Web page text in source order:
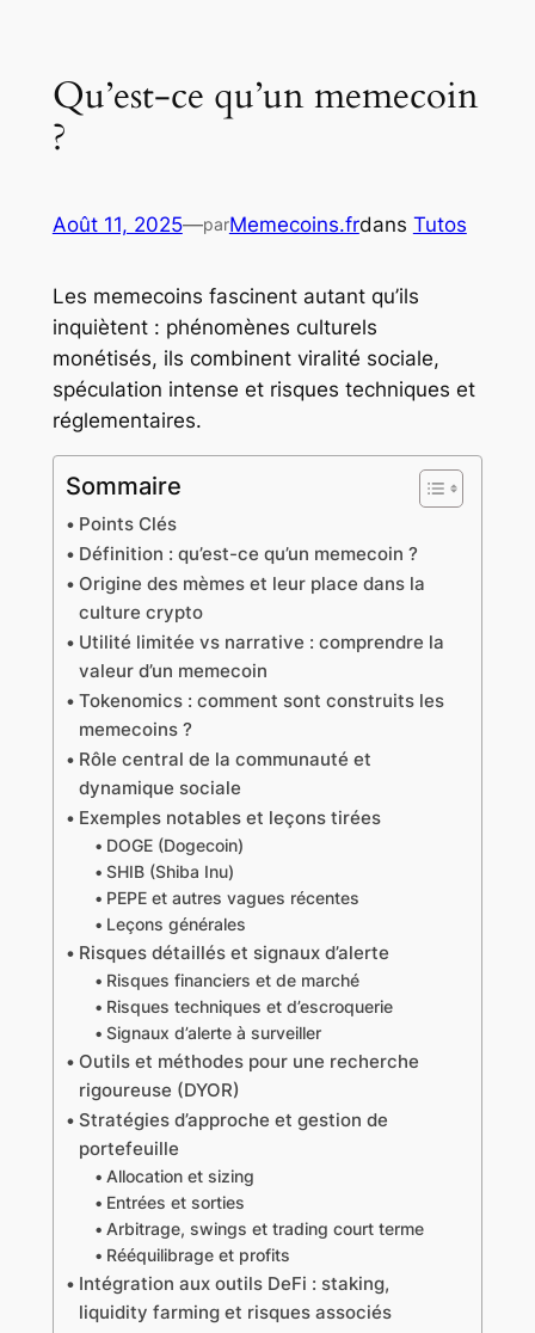
Qu’est-ce qu’un memecoin
?
Août 11, 2025—parMemecoins.frdans Tutos
Les memecoins fascinent autant qu’ils
inquiètent : phénomènes culturels
monétisés, ils combinent viralité sociale,
spéculation intense et risques techniques et
réglementaires.
Sommaire
Points Clés
Définition : qu’est-ce qu’un memecoin ?
Origine des mèmes et leur place dans la
culture crypto
Utilité limitée vs narrative : comprendre la
valeur d’un memecoin
Tokenomics : comment sont construits les
memecoins ?
Rôle central de la communauté et
dynamique sociale
Exemples notables et leçons tirées
DOGE (Dogecoin)
SHIB (Shiba Inu)
PEPE et autres vagues récentes
Leçons générales
Risques détaillés et signaux d’alerte
Risques financiers et de marché
Risques techniques et d’escroquerie
Signaux d’alerte à surveiller
Outils et méthodes pour une recherche
rigoureuse (DYOR)
Stratégies d’approche et gestion de
portefeuille
Allocation et sizing
Entrées et sorties
Arbitrage, swings et trading court terme
Rééquilibrage et profits
Intégration aux outils DeFi : staking,
liquidity farming et risques associés